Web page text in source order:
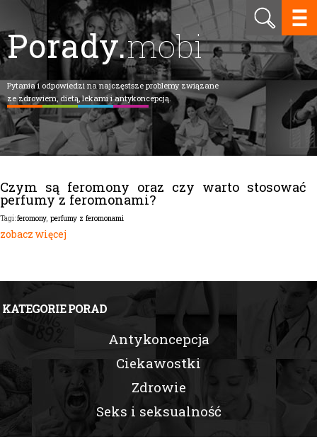
Porady.mobi
Pytania i odpowiedzi na najczęstsze problemy związane
ze zdrowiem, dietą, lekami i antykoncepcją.
Czym są feromony oraz czy warto stosować
perfumy z feromonami?
Tagi:feromony, perfumy z feromonami
zobacz więcej
KATEGORIE PORAD
Antykoncepcja
Ciekawostki
Zdrowie
Seks i seksualność